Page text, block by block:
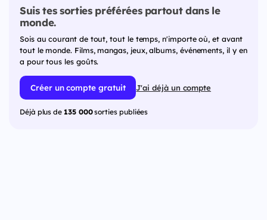
Suis tes sorties préférées partout dans le
monde.
Sois au courant de tout, tout le temps, n'importe où, et avant
tout le monde. Films, mangas, jeux, albums, événements, il y en
a pour tous les goûts.
Créer un compte gratuit J'ai déjà un compte
Déjà plus de 135 000sorties publiées